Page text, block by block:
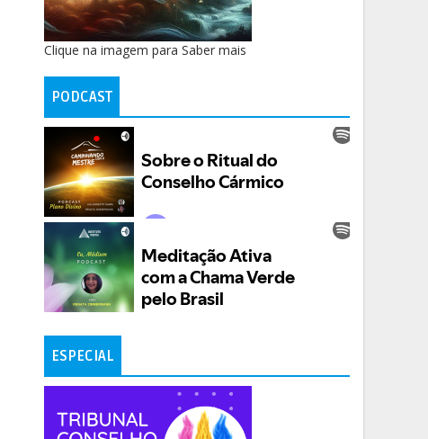
Clique na imagem para Saber mais
PODCAST
ESPECIAL